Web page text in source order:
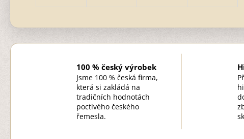
100 % český výrobek
Jsme 100 % česká firma,
která si zakládá na
tradičních hodnotách
poctivého českého
řemesla.